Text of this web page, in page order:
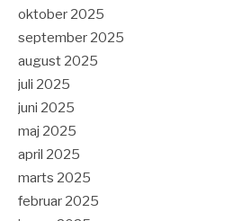
oktober 2025
september 2025
august 2025
juli 2025
juni 2025
maj 2025
april 2025
marts 2025
februar 2025